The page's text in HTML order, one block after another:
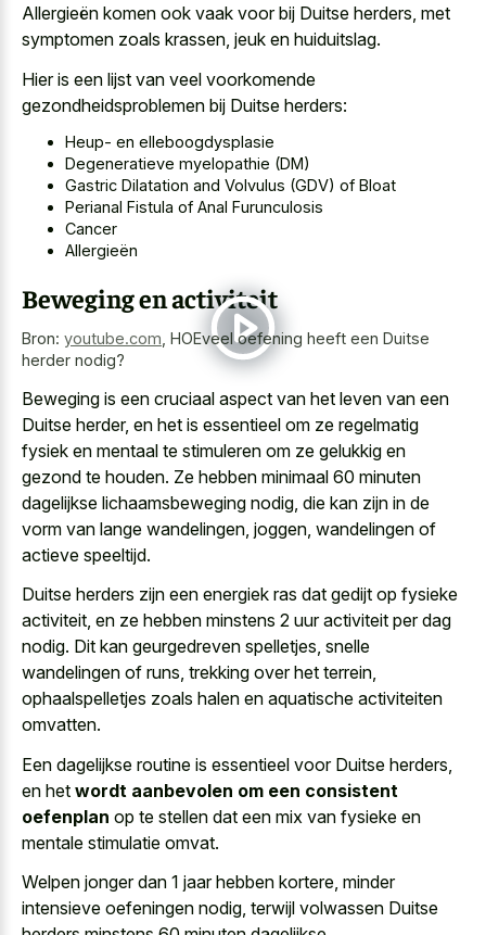
Allergieën komen ook vaak voor bij Duitse herders, met
symptomen zoals krassen, jeuk en huiduitslag.
Hier is een lijst van veel voorkomende
gezondheidsproblemen bij Duitse herders:
Heup- en elleboogdysplasie
Degeneratieve myelopathie (DM)
Gastric Dilatation and Volvulus (GDV) of Bloat
Perianal Fistula of Anal Furunculosis
Cancer
Allergieën
Beweging en activiteit
Bron: youtube.com HOEveel oefening heeft een Duitse
herder nodig?
Beweging is een cruciaal aspect van het leven van een
Duitse herder, en het is essentieel om ze regelmatig
fysiek en mentaal te stimuleren om ze gelukkig en
gezond te houden. Ze hebben minimaal 60 minuten
dagelijkse lichaamsbeweging nodig, die kan zijn in de
vorm van lange wandelingen, joggen, wandelingen of
actieve speeltijd.
Duitse herders zijn een energiek ras dat gedijt op fysieke
activiteit, en ze hebben minstens 2 uur activiteit per dag
nodig. Dit kan geurgedreven spelletjes, snelle
wandelingen of runs, trekking over het terrein,
ophaalspelletjes zoals halen en aquatische activiteiten
omvatten.
Een dagelijkse routine is essentieel voor Duitse herders,
en het wordt aanbevolen om een consistent
oefenplan op te stellen dat een mix van fysieke en
mentale stimulatie omvat.
Welpen jonger dan 1 jaar hebben kortere, minder
intensieve oefeningen nodig, terwijl volwassen Duitse